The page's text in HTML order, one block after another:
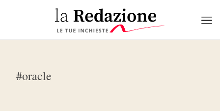
#oracle